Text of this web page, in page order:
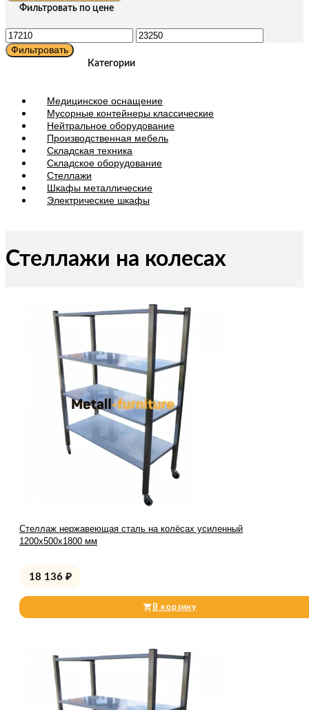
Фильтровать по цене
Минимальная
цена
Максимальная
цена
Фильтровать
Категории
Медицинское оснащение
Мусорные контейнеры классические
Нейтральное оборудование
Производственная мебель
Складская техника
Складское оборудование
Стеллажи
Шкафы металлические
Электрические шкафы
Стеллажи на колесах
Стеллаж нержавеющая сталь на колёсах усиленный
1200х500х1800 мм
18 136 ₽
В корзину